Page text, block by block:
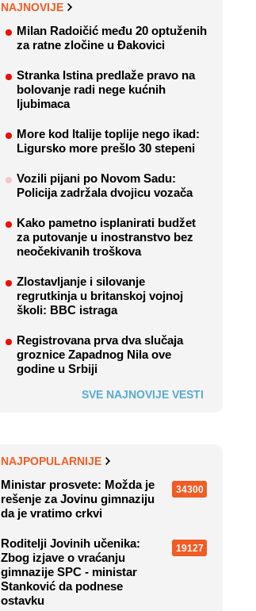
NAJNOVIJE
Milan Radoičić među 20 optuženih
za ratne zločine u Đakovici
Stranka Istina predlaže pravo na
bolovanje radi nege kućnih
ljubimaca
More kod Italije toplije nego ikad:
Ligursko more prešlo 30 stepeni
Vozili pijani po Novom Sadu:
Policija zadržala dvojicu vozača
Kako pametno isplanirati budžet
za putovanje u inostranstvo bez
neočekivanih troškova
Zlostavljanje i silovanje
regrutkinja u britanskoj vojnoj
školi: BBC istraga
Registrovana prva dva slučaja
groznice Zapadnog Nila ove
godine u Srbiji
SVE NAJNOVIJE VESTI
NAJPOPULARNIJE
Ministar prosvete: Možda je
rešenje za Jovinu gimnaziju
da je vratimo crkvi
34300
Roditelji Jovinih učenika:
Zbog izjave o vraćanju
gimnazije SPC - ministar
Stanković da podnese
ostavku
19127